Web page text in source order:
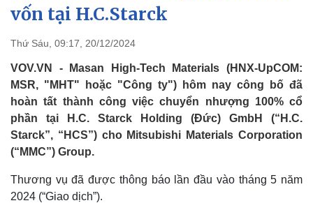
Chính trị
Đảng
Quốc hội
Nhận diện sự thật
Xã hội
Giáo dục
Dấu ấn VOV
Việc làm
Biển đảo
vốn tại H.C.Starck
Thứ Sáu, 09:17, 20/12/2024
VOV.VN - Masan High-Tech Materials (HNX-UpCOM:
MSR, "MHT" hoặc "Công ty") hôm nay công bố đã
hoàn tất thành công việc chuyển nhượng 100% cổ
phần tại H.C. Starck Holding (Đức) GmbH (“H.C.
Starck”, “HCS”) cho Mitsubishi Materials Corporation
(“MMC”) Group.
Thương vụ đã được thông báo lần đầu vào tháng 5 năm
2024 (“Giao dịch”).